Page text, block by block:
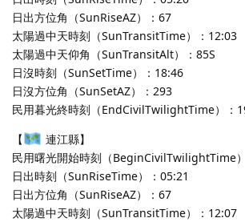
日出方位角（SunRiseAZ）：67
太陽過中天時刻（SunTransitTime）：12:03
太陽過中天仰角（SunTransitAlt）：85S
日沒時刻（SunSetTime）：18:46
日沒方位角（SunSetAZ）：293
民用暮光終時刻（EndCivilTwilightTime）：
【
連江縣】
民用曙光開始時刻（BeginCivilTwilightTime
日出時刻（SunRiseTime）：05:21
日出方位角（SunRiseAZ）：67
太陽過中天時刻（SunTransitTime）：12:07